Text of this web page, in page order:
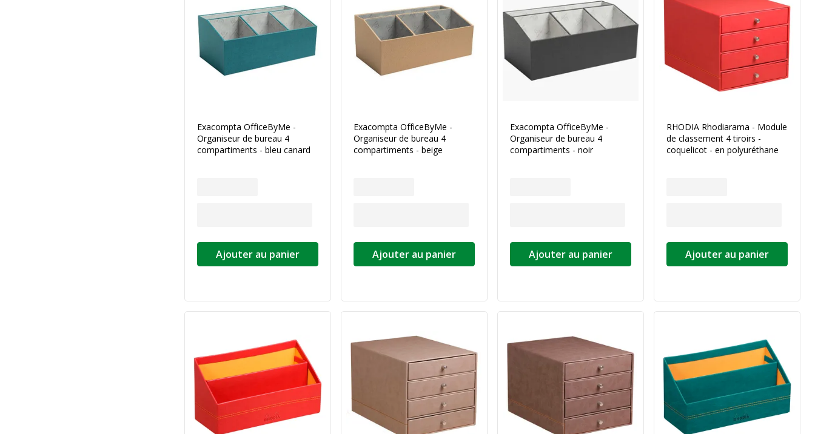
Exacompta OfficeByMe -
Organiseur de bureau 4
compartiments - bleu canard
Ajouter au panier
Exacompta OfficeByMe -
Organiseur de bureau 4
compartiments - beige
Ajouter au panier
Exacompta OfficeByMe -
Organiseur de bureau 4
compartiments - noir
Ajouter au panier
RHODIA Rhodiarama - Module
de classement 4 tiroirs -
coquelicot - en polyuréthane
Ajouter au panier